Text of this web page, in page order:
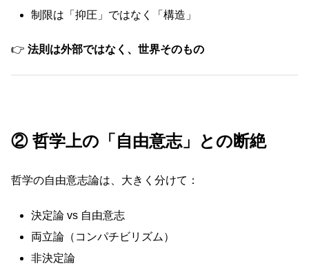
制限は「抑圧」ではなく「構造」
👉 法則は外部ではなく、世界そのもの
② 哲学上の「自由意志」との断絶
哲学の自由意志論は、大きく分けて：
決定論 vs 自由意志
両立論（コンパチビリズム）
非決定論